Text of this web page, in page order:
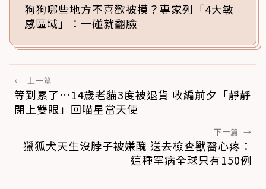
狗狗哪些地方不喜歡被摸？專家列「4大敏
感區域」：一碰就翻臉
← 上一篇
等到累了…14歲老貓3度被退貨 收編前夕「靜靜
閉上雙眼」回喵星當天使
下一篇 →
獵狐犬天生沒脖子被嫌醜 送去檢查獸醫心疼：
這種罕病全球只有150例